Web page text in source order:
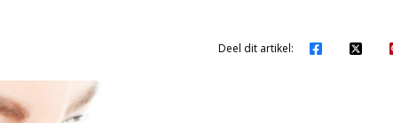
Deel dit artikel: